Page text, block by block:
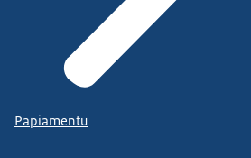
Papiamentu